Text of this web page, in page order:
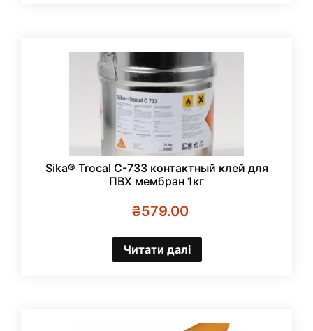
Sika® Trocal C-733 контактный клей для
ПВХ мембран 1кг
₴579.00
Читати далі